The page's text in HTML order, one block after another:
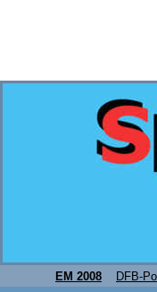
EM 2008 DFB-